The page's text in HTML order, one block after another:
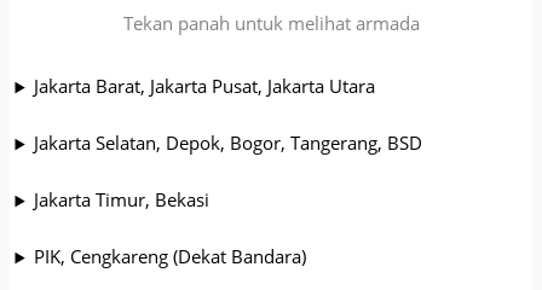
Tekan panah untuk melihat armada
Jakarta Barat, Jakarta Pusat, Jakarta Utara
Jakarta Selatan, Depok, Bogor, Tangerang, BSD
Jakarta Timur, Bekasi
PIK, Cengkareng (Dekat Bandara)